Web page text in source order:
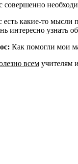
совершенно
какие-то
интересно узнать
Как помогли мои
всем учителям